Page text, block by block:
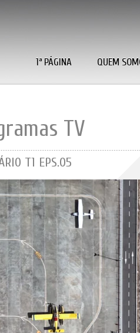
1ª PÁGINA QUEM
TV
T1 EPS.05